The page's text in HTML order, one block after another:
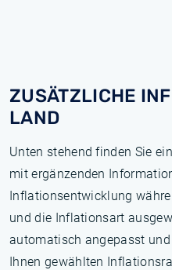
ZUSÄTZLICHE
LAND
Unten stehend finden Sie
mit ergänzenden
Inflationsentwicklung
und die Inflationsart
automatisch angepasst
Ihnen gewählten